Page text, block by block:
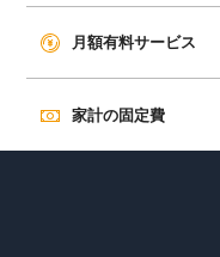
月額有料サービス
家計の固定費